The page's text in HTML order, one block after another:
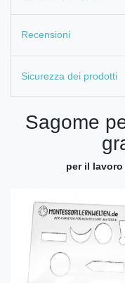
Recensioni
Sicurezza dei prodotti
Sagome
per il